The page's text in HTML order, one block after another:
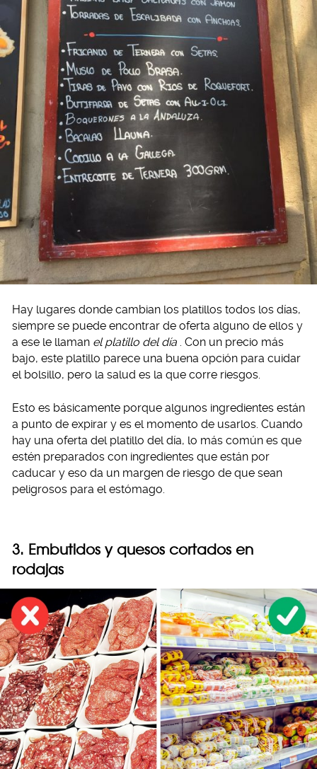
Hay lugares donde cambian los platillos todos los días,
siempre se puede encontrar de oferta alguno de ellos y
a ese le llaman el platillo del día . Con un precio más
bajo, este platillo parece una buena opción para cuidar
el bolsillo, pero la salud es la que corre riesgos.
Esto es básicamente porque algunos ingredientes están
a punto de expirar y es el momento de usarlos. Cuando
hay una oferta del platillo del día, lo más común es que
estén preparados con ingredientes que están por
caducar y eso da un margen de riesgo de que sean
peligrosos para el estómago.
3. Embutidos y quesos cortados en
rodajas